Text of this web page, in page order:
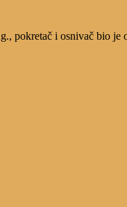
pokretač i osnivač bio